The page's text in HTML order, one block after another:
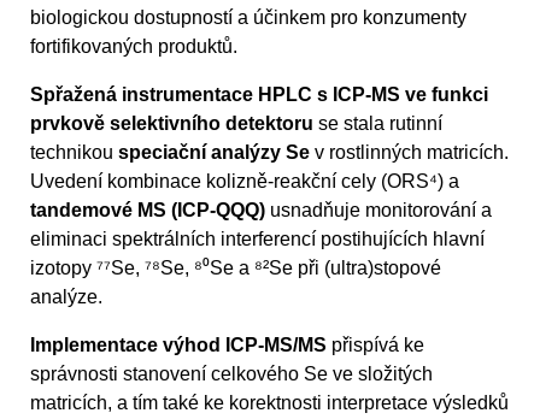
biologickou dostupností a účinkem pro konzumenty
fortifikovaných produktů.
Spřažená instrumentace HPLC s ICP-MS ve funkci
prvkově selektivního detektoru se stala rutinní
technikou speciační analýzy Se v rostlinných matricích.
Uvedení kombinace kolizně-reakční cely (ORS⁴) a
tandemové MS (ICP-QQQ) usnadňuje monitorování a
eliminaci spektrálních interferencí postihujících hlavní
izotopy ⁷⁷Se, ⁷⁸Se, ⁸⁰Se a ⁸²Se při (ultra)stopové
analýze.
Implementace výhod ICP-MS/MS přispívá ke
správnosti stanovení celkového Se ve složitých
matricích, a tím také ke korektnosti interpretace výsledků